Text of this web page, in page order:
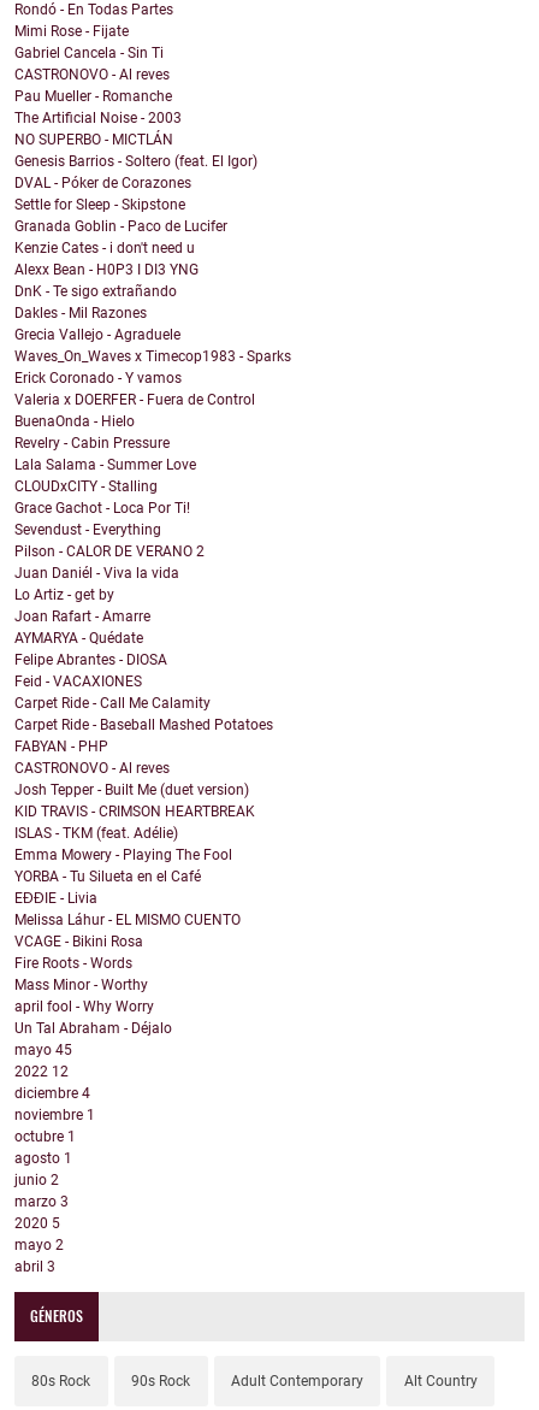
Rondó - En Todas Partes
Mimi Rose - Fijate
Gabriel Cancela - Sin Ti
CASTRONOVO - Al reves
Pau Mueller - Romanche
The Artificial Noise - 2003
NO SUPERBO - MICTLÁN
Genesis Barrios - Soltero (feat. El Igor)
DVAL - Póker de Corazones
Settle for Sleep - Skipstone
Granada Goblin - Paco de Lucifer
Kenzie Cates - i don't need u
Alexx Bean - H0P3 I DI3 YNG
DnK - Te sigo extrañando
Dakles - Mil Razones
Grecia Vallejo - Agraduele
Waves_On_Waves x Timecop1983 - Sparks
Erick Coronado - Y vamos
Valeria x DOERFER - Fuera de Control
BuenaOnda - Hielo
Revelry - Cabin Pressure
Lala Salama - Summer Love
CLOUDxCITY - Stalling
Grace Gachot - Loca Por Ti!
Sevendust - Everything
Pilson - CALOR DE VERANO 2
Juan Daniél - Viva la vida
Lo Artiz - get by
Joan Rafart - Amarre
AYMARYA - Quédate
Felipe Abrantes - DIOSA
Feid - VACAXIONES
Carpet Ride - Call Me Calamity
Carpet Ride - Baseball Mashed Potatoes
FABYAN - PHP
CASTRONOVO - Al reves
Josh Tepper - Built Me (duet version)
KID TRAVIS - CRIMSON HEARTBREAK
ISLAS - TKM (feat. Adélie)
Emma Mowery - Playing The Fool
YORBA - Tu Silueta en el Café
EĐĐIE - Livia
Melissa Láhur - EL MISMO CUENTO
VCAGE - Bikini Rosa
Fire Roots - Words
Mass Minor - Worthy
april fool - Why Worry
Un Tal Abraham - Déjalo
mayo 45
2022 12
diciembre 4
noviembre 1
octubre 1
agosto 1
junio 2
marzo 3
2020 5
mayo 2
abril 3
GÉNEROS
80s Rock 90s Rock Adult Contemporary Alt Country